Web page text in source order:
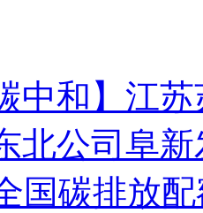
中和】江
北公司阜
国碳排放